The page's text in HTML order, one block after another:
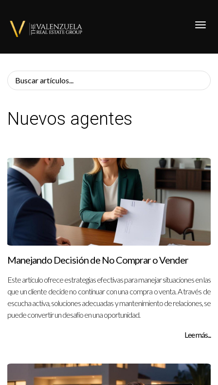
Nuevos agentes
Manejando Decisión de No Comprar o Vender
Este artículo ofrece estrategias efectivas para manejar situaciones en las
que un cliente decide no continuar con una compra o venta. A través de
escucha activa, soluciones adecuadas y mantenimiento de relaciones, se
puede convertir un desafío en una oportunidad.
Lee más...